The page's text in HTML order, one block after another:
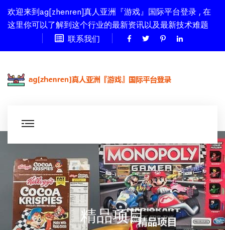
欢迎来到ag[zhenren]真人亚洲『游戏』国际平台登录 , 在
这里你可以了解到这个行业的最新资讯以及最新技术难题
联系我们
精品项目